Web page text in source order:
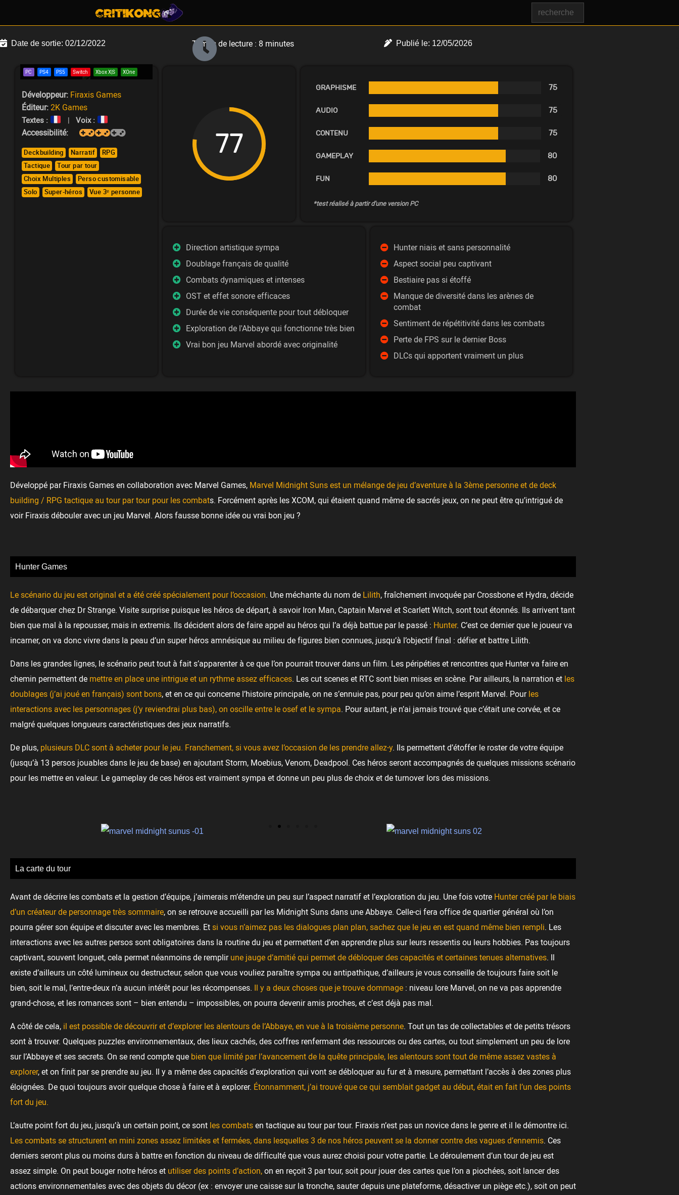
Date de sortie: 02/12/2022 Temps de lecture : 8 minutes Publié le: 12/05/2026
PC PS4 PS5 Switch Xbox X|S XOne
Développeur: Firaxis Games
Éditeur:2K Games
Textes : | Voix :
Accessibilité:
Deckbuilding Narratif
RPG
Tactique
Tour par tour
Choix Multiples
Perso customisable
Solo
Super-héros Vue 3ᵉ personne
77
GRAPHISME 75
AUDIO 75
CONTENU 75
GAMEPLAY 80
FUN 80
*test réalisé à partir d'une version PC
Direction artistique sympa
Doublage français de qualité
Combats dynamiques et intenses
OST et effet sonore efficaces
Durée de vie conséquente pour tout débloquer
Exploration de l'Abbaye qui fonctionne très bien
Vrai bon jeu Marvel abordé avec originalité
Hunter niais et sans personnalité
Aspect social peu captivant
Bestiaire pas si étoffé
Manque de diversité dans les arènes de
combat
Sentiment de répétitivité dans les combats
Perte de FPS sur le dernier Boss
DLCs qui apportent vraiment un plus
Développé par Firaxis Games en collaboration avec Marvel Games, Marvel Midnight Suns est un mélange de jeu d’aventure à la 3ème personne et de deck
building / RPG tactique au tour par tour pour les combats. Forcément après les XCOM, qui étaient quand même de sacrés jeux, on ne peut être qu’intrigué de
voir Firaxis débouler avec un jeu Marvel. Alors fausse bonne idée ou vrai bon jeu ?
Hunter Games
Le scénario du jeu est original et a été créé spécialement pour l’occasion. Une méchante du nom de Lilith, fraîchement invoquée par Crossbone et Hydra, décide
de débarquer chez Dr Strange. Visite surprise puisque les héros de départ, à savoir Iron Man, Captain Marvel et Scarlett Witch, sont tout étonnés. Ils arrivent tant
bien que mal à la repousser, mais in extremis. Ils décident alors de faire appel au héros qui l’a déjà battue par le passé : Hunter. C’est ce dernier que le joueur va
incarner, on va donc vivre dans la peau d’un super héros amnésique au milieu de figures bien connues, jusqu’à l’objectif final : défier et battre Lilith.
Dans les grandes lignes, le scénario peut tout à fait s’apparenter à ce que l’on pourrait trouver dans un film. Les péripéties et rencontres que Hunter va faire en
chemin permettent de mettre en place une intrigue et un rythme assez efficaces. Les cut scenes et RTC sont bien mises en scène. Par ailleurs, la narration et les
doublages (j’ai joué en français) sont bons, et en ce qui concerne l’histoire principale, on ne s’ennuie pas, pour peu qu’on aime l’esprit Marvel. Pourles
interactions avec les personnages (j’y reviendrai plus bas), on oscille entre le osef et le sympa. Pour autant, je n’ai jamais trouvé que c’était une corvée, et ce
malgré quelques longueurs caractéristiques des jeux narratifs.
De plus, plusieurs DLC sont à acheter pour le jeu. Franchement, si vous avez l’occasion de les prendre allez-y. Ils permettent d’étoffer le roster de votre équipe
(jusqu’à 13 persos jouables dans le jeu de base) en ajoutant Storm, Moebius, Venom, Deadpool. Ces héros seront accompagnés de quelques missions scénario
pour les mettre en valeur. Le gameplay de ces héros est vraiment sympa et donne un peu plus de choix et de turnover lors des missions.
La carte du tour
Avant de décrire les combats et la gestion d’équipe, j’aimerais m’étendre un peu sur l’aspect narratif et l’exploration du jeu. Une fois votre Hunter créé par le biais
d’un créateur de personnage très sommaire, on se retrouve accueilli par les Midnight Suns dans une Abbaye. Celle-ci fera office de quartier général où l’on
pourra gérer son équipe et discuter avec les membres. Etsi vous n’aimez pas les dialogues plan plan, sachez que le jeu en est quand même bien rempli. Les
interactions avec les autres persos sont obligatoires dans la routine du jeu et permettent d’en apprendre plus sur leurs ressentis ou leurs hobbies. Pas toujours
captivant, souvent longuet, cela permet néanmoins de remplirune jauge d’amitié qui permet de débloquer des capacités et certaines tenues alternatives. Il
existe d’ailleurs un côté lumineux ou destructeur, selon que vous vouliez paraître sympa ou antipathique, d’ailleurs je vous conseille de toujours faire soit le
bien, soit le mal, l’entre-deux n’a aucun intérêt pour les récompenses. Il y a deux choses que je trouve dommage : niveau lore Marvel, on ne va pas apprendre
grand-chose, et les romances sont – bien entendu – impossibles, on pourra devenir amis proches, et c’est déjà pas mal.
A côté de cela, il est possible de découvrir et d’explorer les alentours de l’Abbaye, en vue à la troisième personne. Tout un tas de collectables et de petits trésors
sont à trouver. Quelques puzzles environnementaux, des lieux cachés, des coffres renfermant des ressources ou des cartes, ou tout simplement un peu de lore
sur l’Abbaye et ses secrets. On se rend compte que bien que limité par l’avancement de la quête principale, les alentours sont tout de même assez vastes à
explorer, et on finit par se prendre au jeu. Il y a même des capacités d’exploration qui vont se débloquer au fur et à mesure, permettant l’accès à des zones plus
éloignées. De quoi toujours avoir quelque chose à faire et à explorer. Étonnamment, j’ai trouvé que ce qui semblait gadget au début, était en fait l’un des points
fort du jeu.
L’autre point fort du jeu, jusqu’à un certain point, ce sont les combatsen tactique au tour par tour. Firaxis n’est pas un novice dans le genre et il le démontre ici.
Les combats se structurent en mini zones assez limitées et fermées, dans lesquelles 3 de nos héros peuvent se la donner contre des vagues d’ennemis. Ces
derniers seront plus ou moins durs à battre en fonction du niveau de difficulté que vous aurez choisi pour votre partie. Le déroulement d’un tour de jeu est
assez simple. On peut bouger notre héros et utiliser des points d’action,on en reçoit 3 par tour, soit pour jouer des cartes que l’on a piochées, soit lancer des
actions environnementales avec des objets du décor (ex : envoyer une caisse sur la tronche, sauter depuis une plateforme, désactiver un piège etc.), soit on peut